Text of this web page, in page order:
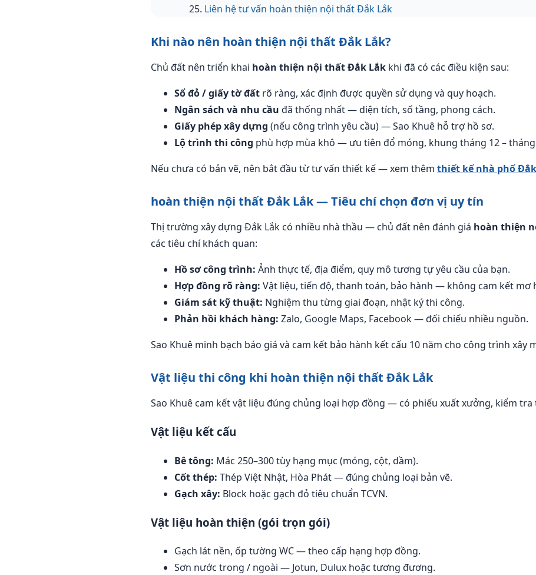
Liên hệ tư vấn hoàn thiện nội thất Đắk Lắk
Khi nào nên hoàn thiện nội thất Đắk Lắk?
Chủ đất nên triển khai hoàn thiện nội thất Đắk Lắk khi đã có các điều kiện sau:
Sổ đỏ / giấy tờ đất rõ ràng, xác định được quyền sử dụng và quy hoạch.
Ngân sách và nhu cầu đã thống nhất — diện tích, số tầng, phong cách.
Giấy phép xây dựng (nếu công trình yêu cầu) — Sao Khuê hỗ trợ hồ sơ.
Lộ trình thi công phù hợp mùa khô — ưu tiên đổ móng, khung tháng 12 – tháng
Nếu chưa có bản vẽ, nên bắt đầu từ tư vấn thiết kế — xem thêm thiết kế nhà phố
hoàn thiện nội thất Đắk Lắk — Tiêu chí chọn đơn vị uy tín
Thị trường xây dựng Đắk Lắk có nhiều nhà thầu — chủ đất nên đánh giá hoàn thiện
các tiêu chí khách quan:
Hồ sơ công trình: Ảnh thực tế, địa điểm, quy mô tương tự yêu cầu của bạn.
Hợp đồng rõ ràng: Vật liệu, tiến độ, thanh toán, bảo hành — không cam kết mơ
Giám sát kỹ thuật: Nghiệm thu từng giai đoạn, nhật ký thi công.
Phản hồi khách hàng: Zalo, Google Maps, Facebook — đối chiếu nhiều nguồn.
Sao Khuê minh bạch báo giá và cam kết bảo hành kết cấu 10 năm cho công trình xây
Vật liệu thi công khi hoàn thiện nội thất Đắk Lắk
Sao Khuê cam kết vật liệu đúng chủng loại hợp đồng — có phiếu xuất xưởng, kiểm
Vật liệu kết cấu
Bê tông: Mác 250–300 tùy hạng mục (móng, cột, dầm).
Cốt thép: Thép Việt Nhật, Hòa Phát — đúng chủng loại bản vẽ.
Gạch xây: Block hoặc gạch đỏ tiêu chuẩn TCVN.
Vật liệu hoàn thiện (gói trọn gói)
Gạch lát nền, ốp tường WC — theo cấp hạng hợp đồng.
Sơn nước trong / ngoài — Jotun, Dulux hoặc tương đương.